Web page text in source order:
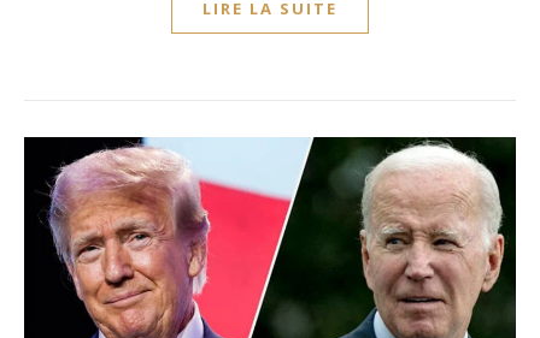
LIRE LA SUITE